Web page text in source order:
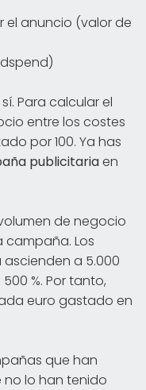
el anuncio (valor de
Para calcular el
entre los costes
por 100. Ya has
publicitariaen
de negocio
campaña. Los
a 5.000
%. Por tanto,
euro gastado en
que han
no lo han tenido